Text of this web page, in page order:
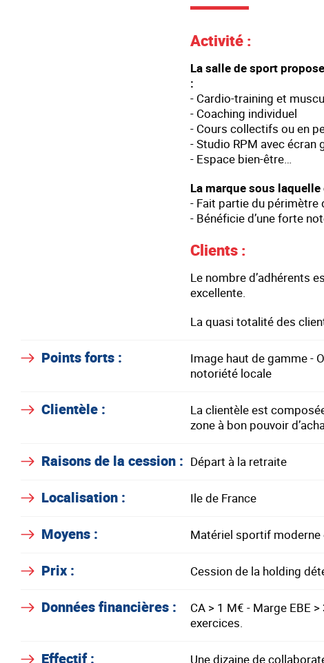
Activité :
La salle de sport
:
- Cardio-training et
- Coaching individuel
- Cours collectifs ou en
- Studio RPM avec écran
- Espace bien-être…
La marque sous
- Fait partie du périmètre
- Bénéficie d’une forte
Clients :
Le nombre d’adhérents
excellente.
La quasi totalité des
Points forts :
Image haut de gamme -
notoriété locale
Clientèle :
La clientèle est
zone à bon pouvoir
Raisons de la cession : Départ à la retraite
Localisation : Ile de France
Moyens : Matériel sportif moderne
Prix : Cession de la holding
Données financières :
CA > 1 M€ - Marge EBE
exercices.
Effectif : Une dizaine de